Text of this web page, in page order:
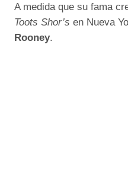
A medida que su fama
Toots Shor’s en Nueva
Rooney.